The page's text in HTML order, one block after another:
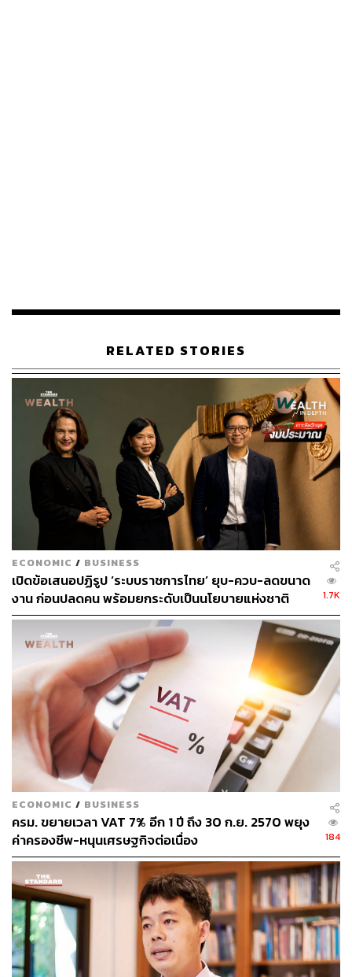
ที่ไม่ยอมเสียภาษีพยายามหลีกเลี่ยงการทำธุรกรรมผ่านระบบ
ธนาคารและใช้เงินสดแทนนั้น โฆษกกรมสรรพากรให้ความ
เห็นว่าจะทำให้ขาดโอกาสในการเข้าถึงแหล่งเงินกู้เพื่อ
พัฒนาและขยายธุรกิจในอนาคต ซึ่งแนวโน้มการทำธุรกรรม
กับภาคธุรกิจทั้งในและต่างประเทศก็ยากที่จะหลีกเลี่ยงช่อง
ทางของระบบธนาคารและ e-Wallet ไปได้
แพตริเซียเน้นว่า แนวคิดของการปรับปรุงกฎหมายดังกล่าว
พิจารณาจากกฎหมายในต่างประเทศทั้งสหรัฐอเมริกา
ออสเตรเลีย หรือกระทั่งสิงคโปร์ก็มีหลักการลักษณะดังกล่าว
สำหรับร่างกฎหมายฉบับนี้หลังจากรับฟังความคิดเห็นแล้วยัง
สามารถปรับปรุงเนื้อหาให้เหมาะสมในอนาคตได้ทั้งจำนวน
ธุรกรรมและรายละเอียดอื่นๆ
ดังนั้นจะไม่ใช่การตรวจสอบย้อนหลังเพื่อเก็บภาษีเพิ่มตามที่
บางส่วนเข้าใจ และรายชื่อบุคคลที่ส่งให้กับกรมสรรพากรก็
ไม่จำเป็นต้องเสียภาษีเพิ่มทุกคน เพียงแต่เป็นการนำข้อมูลไป
ตรวจสอบตามขั้นตอนเท่านั้น
อ้างอิง:
www.rd.go.th/publish/fileadmin/download/e-payment
140361.pdf
TAGS: สนช. e-wallet
กรมสรรพากร
แพตริเซีย มงคลวนิช
ภาษีมนุษย์เงินเดือน
83
RELATED STORIES
ECONOMIC / BUSINESS
เปิดข้อเสนอปฏิรูป ‘ระบบราชการไทย’ ยุบ-ควบ-ลดขนาด
งาน ก่อนปลดคน พร้อมยกระดับเป็นนโยบายแห่งชาติ
1.7K
ECONOMIC / BUSINESS
ครม. ขยายเวลา VAT 7% อีก 1 ปี ถึง 30 ก.ย. 2570 พยุง
ค่าครองชีพ-หนุนเศรษฐกิจต่อเนื่อง
184